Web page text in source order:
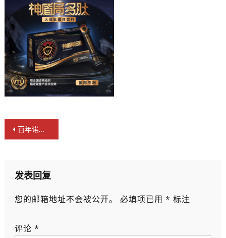
文
章
航
百年诺贝尔奖证肽科研改写人类寿命 神盾局再创功能肽国际专利
发表回复
您的邮箱地址不会被公开。 必填项已用 * 标注
评论 *